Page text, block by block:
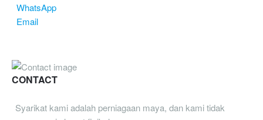
WhatsApp
Email
CONTACT
Syarikat kami adalah perniagaan maya, dan kami tidak